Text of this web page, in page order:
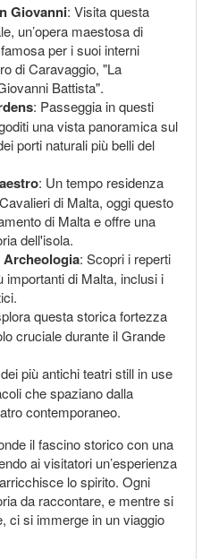
Giovanni: Visita questa
un’opera maestosa di
per i suoi interni
di Caravaggio, "La
Battista".
: Passeggia in questi
una vista panoramica sul
porti naturali più belli del
: Un tempo residenza
di Malta, oggi questo
di Malta e offre una
dell'isola.
Archeologia: Scopri i reperti
importanti di Malta, inclusi i
questa storica fortezza
cruciale durante il Grande
più antichi teatri still in use
che spaziano dalla
contemporaneo.
il fascino storico con una
ai visitatori un’esperienza
lo spirito. Ogni
da raccontare, e mentre si
ci si immerge in un viaggio